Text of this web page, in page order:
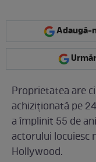
Adaugă-
Proprietatea are
achiziționată pe
a împlinit 55 de
actorului locuiesc
Hollywood.